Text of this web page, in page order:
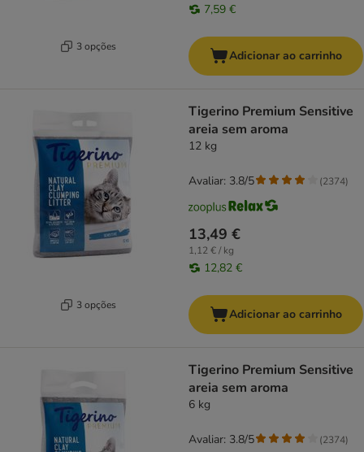
3 opções
7,59 €
Adicionar ao carrinho
3 opções
Tigerino Premium Sensitive
areia sem aroma
12 kg
13,49 €
1,12 € / kg
12,82 €
Avaliar: 3.8/5 (2374)
Adicionar ao carrinho
Tigerino Premium Sensitive
areia sem aroma
6 kg
Avaliar: 3.8/5 (2374)